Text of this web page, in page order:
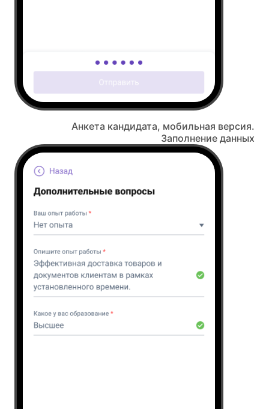
Анкета кандидата, мобильная версия.
Заполнение данных